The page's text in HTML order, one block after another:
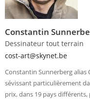
Constantin
Dessinateur tout terrain
cost-art@skynet.be
Constantin Sunnerberg
sévissant particulièrement
prix, dans 19 pays